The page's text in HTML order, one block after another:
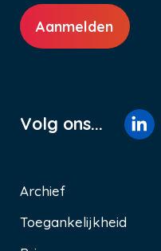
Aanmelden
Volg ons...
Voet
Archief
Toegankelijkheid